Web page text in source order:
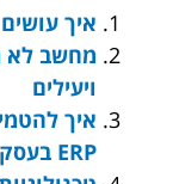
איך
מחשב לא
ויעילים
איך
ERP בעסק – מפתח להצלחה שאסור לפספס